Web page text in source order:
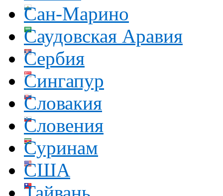
Сан-Марино
Саудовская Аравия
Сербия
Сингапур
Словакия
Словения
Суринам
США